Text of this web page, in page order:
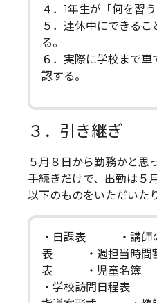
４．1年生が「何を習
５．連休中にできるこ
る。
６．実際に学校まで
認する。
３．引き継ぎ
５月８日から勤務かと思
手続きだけで、出勤は５
以下のものをいただいた
・日課表 ・講師の
表 ・週担当時
表 ・児童名簿
・学校訪問日程表